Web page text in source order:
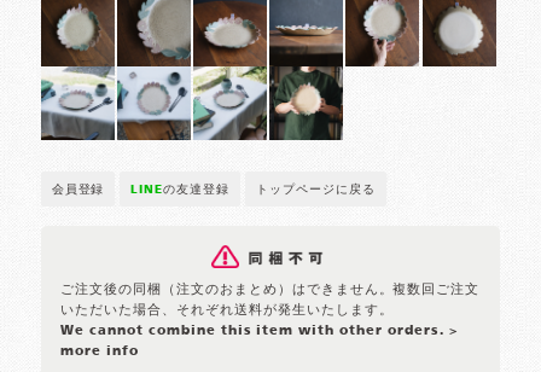
会員登録 LINEの友達登録 トップページに戻る
ご注文後の同梱（注文のおまとめ）はできません。複数回ご注文
いただいた場合、それぞれ送料が発生いたします。
We cannot combine this item with other orders. >
more info